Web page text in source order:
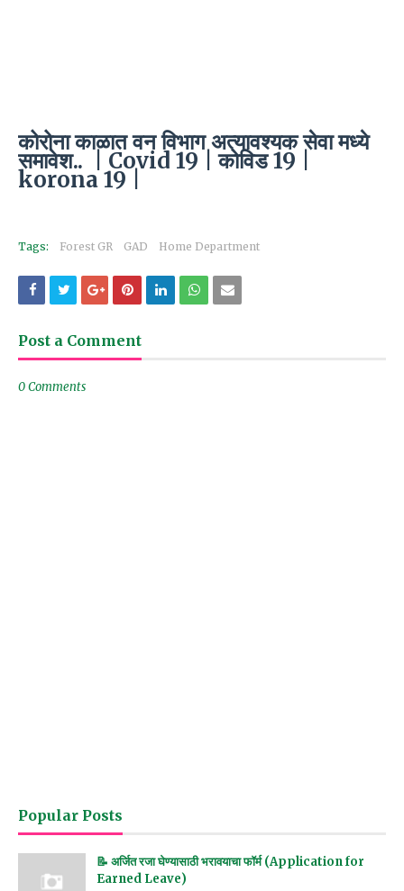
कोरोना काळात वन विभाग अत्यावश्यक सेवा मध्ये
समावेश.. | Covid 19 | कोविड 19 |
korona 19 |
Tags: Forest GR GAD Home Department
Post a Comment
0 Comments
Popular Posts
📝 अर्जित रजा घेण्यासाठी भरावयाचा फॉर्म (Application for
Earned Leave)